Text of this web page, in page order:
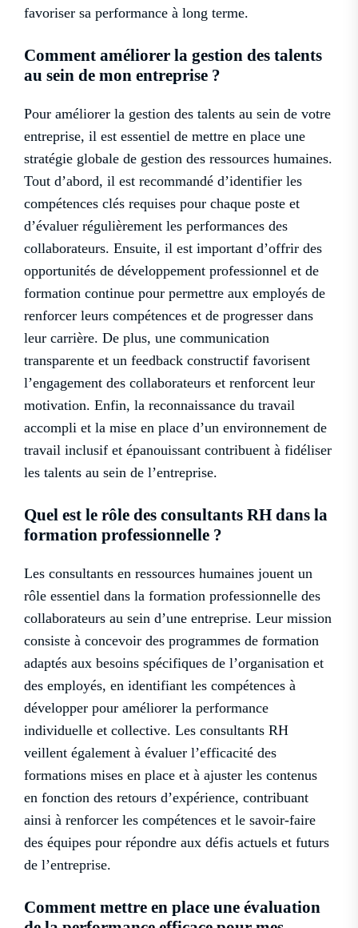
favoriser sa performance à long terme.
Comment améliorer la gestion des talents
au sein de mon entreprise ?
Pour améliorer la gestion des talents au sein de votre
entreprise, il est essentiel de mettre en place une
stratégie globale de gestion des ressources humaines.
Tout d’abord, il est recommandé d’identifier les
compétences clés requises pour chaque poste et
d’évaluer régulièrement les performances des
collaborateurs. Ensuite, il est important d’offrir des
opportunités de développement professionnel et de
formation continue pour permettre aux employés de
renforcer leurs compétences et de progresser dans
leur carrière. De plus, une communication
transparente et un feedback constructif favorisent
l’engagement des collaborateurs et renforcent leur
motivation. Enfin, la reconnaissance du travail
accompli et la mise en place d’un environnement de
travail inclusif et épanouissant contribuent à fidéliser
les talents au sein de l’entreprise.
Quel est le rôle des consultants RH dans la
formation professionnelle ?
Les consultants en ressources humaines jouent un
rôle essentiel dans la formation professionnelle des
collaborateurs au sein d’une entreprise. Leur mission
consiste à concevoir des programmes de formation
adaptés aux besoins spécifiques de l’organisation et
des employés, en identifiant les compétences à
développer pour améliorer la performance
individuelle et collective. Les consultants RH
veillent également à évaluer l’efficacité des
formations mises en place et à ajuster les contenus
en fonction des retours d’expérience, contribuant
ainsi à renforcer les compétences et le savoir-faire
des équipes pour répondre aux défis actuels et futurs
de l’entreprise.
Comment mettre en place une évaluation